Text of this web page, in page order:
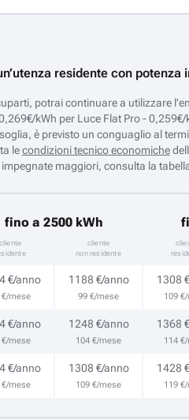
residente con potenza
potrai continuare a utilizzare
kWh per Luce Flat Pro -
è previsto un conguaglio al
lecondizioni tecnico economiche
maggiori, consulta la
fino a 2500 kWh
cliente
cliente
non residente
€/anno
€/mese
1188 €/anno
99 €/mese
1308
109
€/anno
€/mese
1248 €/anno
104 €/mese
1368
114
€/anno
€/mese
1308 €/anno
109 €/mese
1428
119